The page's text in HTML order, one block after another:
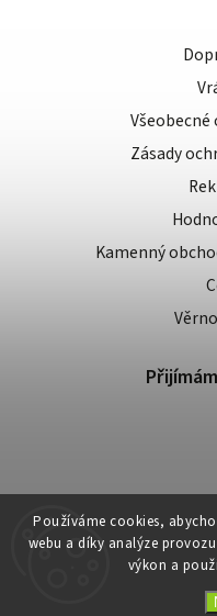
Používáme cookies,
webu a díky analýze
výkon a
Zásady
Kamenný
Copyright 2026E-
Vytvořil